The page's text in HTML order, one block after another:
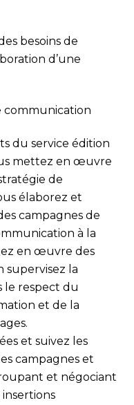
besoins de
d’une
communication
du service édition
mettez en œuvre
de
élaborez et
campagnes de
à la
en œuvre des
supervisez la
le respect du
et de la
et suivez les
campagnes et
et négociant
insertions